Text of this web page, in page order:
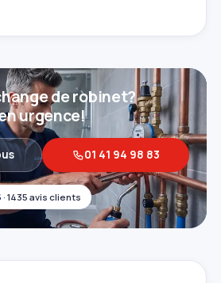
· 1435 avis clients
de robinet?
urgence!
01 41 94 98 83